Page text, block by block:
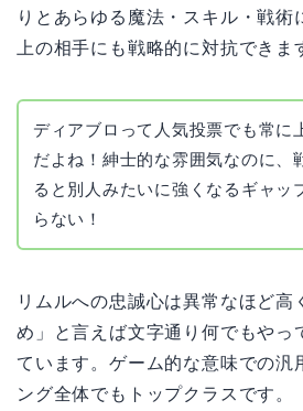
りとあらゆる魔法・スキル・戦術
上の相手にも戦略的に対抗できま
ディアブロって人気投票でも常に
だよね！紳士的な雰囲気なのに、
ると別人みたいに強くなるギャッ
らない！
リムルへの忠誠心は異常なほど高
め」と言えば文字通り何でもやっ
ています。ゲーム的な意味での汎
ング全体でもトップクラスです。